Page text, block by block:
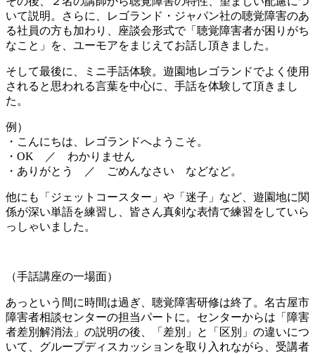
いて説明。さらに、レゴランド・ジャパン社の聴覚障害のあ
る社員の方も加わり、座談会形式で「聴覚障害者が困りがち
なこと」を、ユーモアをまじえてお話し頂きました。
そして最後に、ミニ手話体験。遊園地レゴランドでよく使用
されると思われる言葉を中心に、手話を体験して頂きまし
た。
例）
・こんにちは、レゴランドへようこそ。
・OK ／ わかりません
・ありがとう ／ ごめんなさい などなど。
他にも「ジェットコースター」や「迷子」など、遊園地に関
係が深い単語を練習し、皆さん真剣な表情で練習をしていら
っしゃいました。
（手話講座の一場面）
あっという間に時間は過ぎ、聴覚障害研修は終了。名古屋市
障害者相談センターの担当パートに。センターからは「障害
者差別解消法」の説明の後、「差別」と「区別」の違いにつ
いて、グループディスカッションを取り入れながら、受講者